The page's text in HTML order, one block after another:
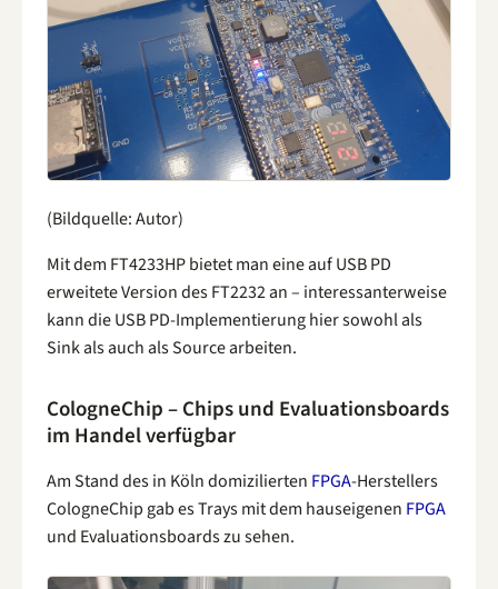
(Bildquelle: Autor)
Mit dem FT4233HP bietet man eine auf USB PD
erweitete Version des FT2232 an – interessanterweise
kann die USB PD-Implementierung hier sowohl als
Sink als auch als Source arbeiten.
CologneChip – Chips und Evaluationsboards
im Handel verfügbar
Am Stand des in Köln domizilierten FPGA-Herstellers
CologneChip gab es Trays mit dem hauseigenen FPGA
und Evaluationsboards zu sehen.